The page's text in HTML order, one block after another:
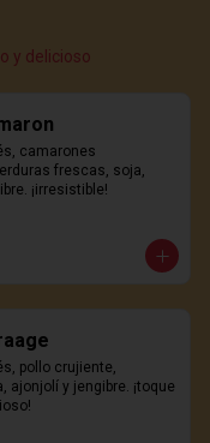
y delicioso
camarones
frescas, soja,
¡irresistible!
pollo crujiente,
ajonjolí y jengibre. ¡toque